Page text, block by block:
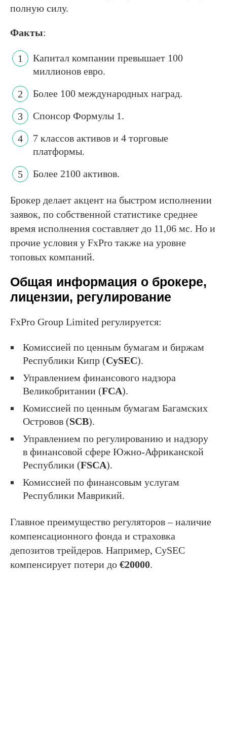
полную силу.
Факты:
Капитал компании превышает 100
миллионов евро.
Более 100 международных наград.
Спонсор Формулы 1.
7 классов активов и 4 торговые
платформы.
Более 2100 активов.
Брокер делает акцент на быстром исполнении
заявок, по собственной статистике среднее
время исполнения составляет до 11,06 мс. Но и
прочие условия у FxPro также на уровне
топовых компаний.
Общая информация о брокере,
лицензии, регулирование
FxPro Group Limited регулируется:
Комиссией по ценным бумагам и биржам
Республики Кипр (CySEC).
Управлением финансового надзора
Великобритании (FCA).
Комиссией по ценным бумагам Багамских
Островов (SCB).
Управлением по регулированию и надзору
в финансовой сфере Южно-Африканской
Республики (FSCA).
Комиссией по финансовым услугам
Республики Маврикий.
Главное преимущество регуляторов – наличие
компенсационного фонда и страховка
депозитов трейдеров. Например, CySEC
компенсирует потери до €20000.